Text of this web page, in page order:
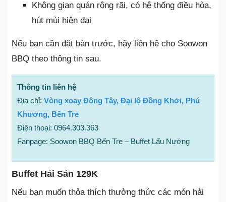
Không gian quán rộng rãi, có hệ thống điều hòa,
hút mùi hiện đại
Nếu bạn cần đặt bàn trước, hãy liên hệ cho Soowon
BBQ theo thông tin sau.
Thông tin liên hệ
Địa chỉ: Vòng xoay Đông Tây, Đại lộ Đồng Khởi, Phú
Khương, Bến Tre
Điện thoại: 0964.303.363
Fanpage: Soowon BBQ Bến Tre – Buffet Lẩu Nướng
Buffet Hải Sản 129K
Nếu bạn muốn thỏa thích thưởng thức các món hải